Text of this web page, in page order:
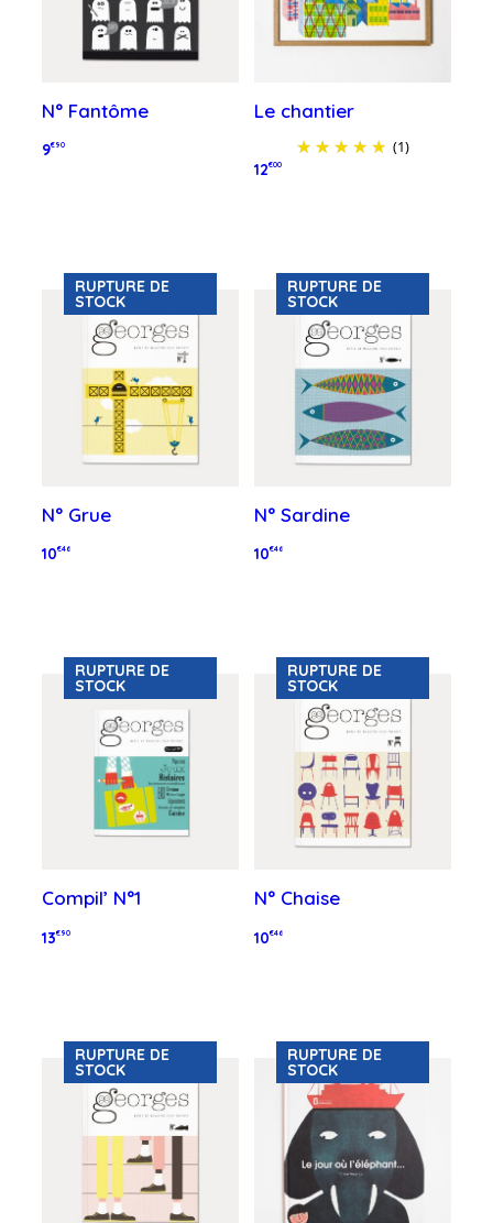
N° Fantôme
9€90
Le chantier
(1)
12€00
RUPTURE DE
STOCK
N° Grue
10€46
RUPTURE DE
STOCK
N° Sardine
10€46
RUPTURE DE
STOCK
Compil’ N°1
13€90
RUPTURE DE
STOCK
N° Chaise
10€46
RUPTURE DE
STOCK
RUPTURE DE
STOCK